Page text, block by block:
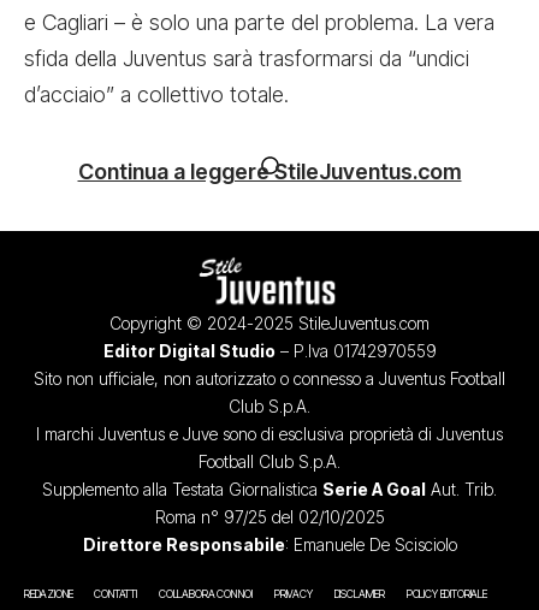
e Cagliari – è solo una parte del problema. La vera
sfida della Juventus sarà trasformarsi da “undici
d’acciaio” a collettivo totale.
Continua a leggere StileJuventus.com
Copyright © 2024-2025 StileJuventus.com
Editor Digital Studio – P.Iva 01742970559
Sito non ufficiale, non autorizzato o connesso a Juventus Football
Club S.p.A.
I marchi Juventus e Juve sono di esclusiva proprietà di Juventus
Football Club S.p.A.
Supplemento alla Testata Giornalistica Serie A Goal Aut. Trib.
Roma n° 97/25 del 02/10/2025
Direttore Responsabile: Emanuele De Scisciolo
REDAZIONE CONTATTI COLLABORA CON NOI PRIVACY DISCLAIMER POLICY EDITORIALE